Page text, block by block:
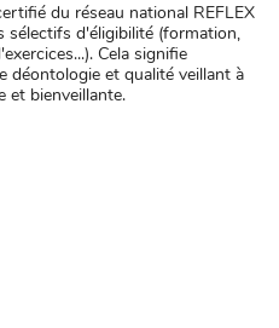
du réseau national REFLEX
sélectifs d'éligibilité (formation,
Cela signifie
déontologie et qualité veillant à
et bienveillante.